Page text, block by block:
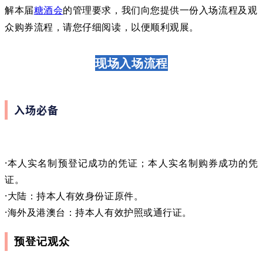
解本届糖酒会的管理要求，我们向您提供一份入场流程及观
众购券流程，请您仔细阅读，以便顺利观展。
现场入场流程
入场必备
·本人实名制预登记成功的凭证；本人实名制购券成功的凭
证。
·大陆：持本人有效身份证原件。
·海外及港澳台：持本人有效护照或通行证。
预登记观众